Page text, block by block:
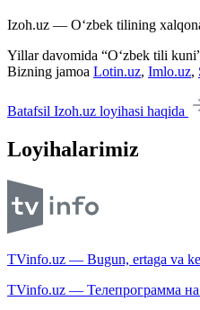
Izoh.uz — O‘zbek tilining
Yillar davomida “O‘zbek tili
Bizning jamoa Lotin.uz, Imlo.uz,
Batafsil Izoh.uz loyihasi haqida
Loyihalarimiz
TVinfo.uz — Bugun, ertaga va
TVinfo.uz — Телепрограмма